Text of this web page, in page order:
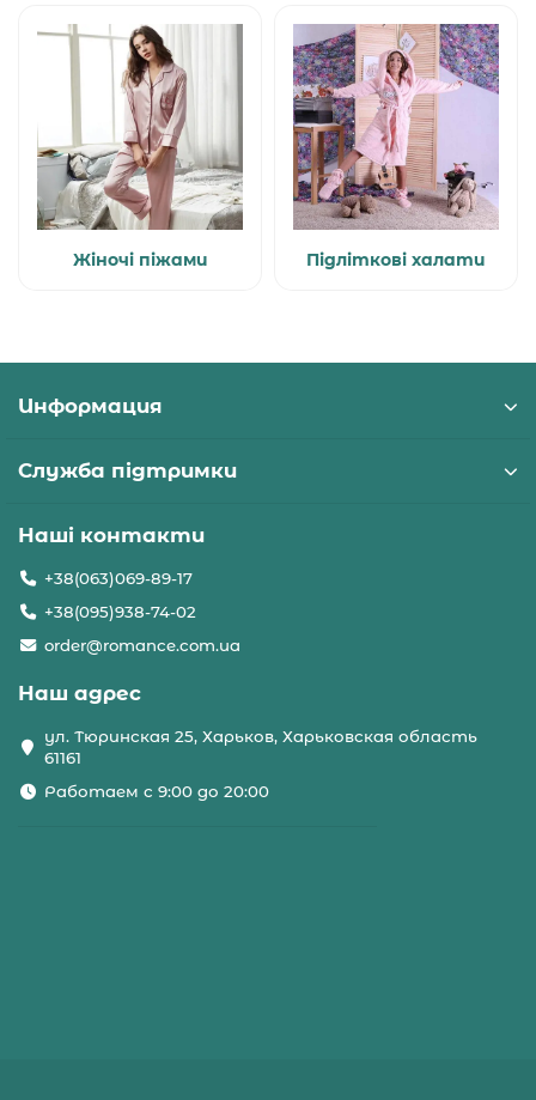
Жіночі піжами Підліткові халати
Информация
Служба підтримки
Наші контакти
+38(063)069-89-17
+38(095)938-74-02
order@romance.com.ua
Наш адрес
ул. Тюринская 25, Харьков, Харьковская область
61161
Работаем с 9:00 до 20:00